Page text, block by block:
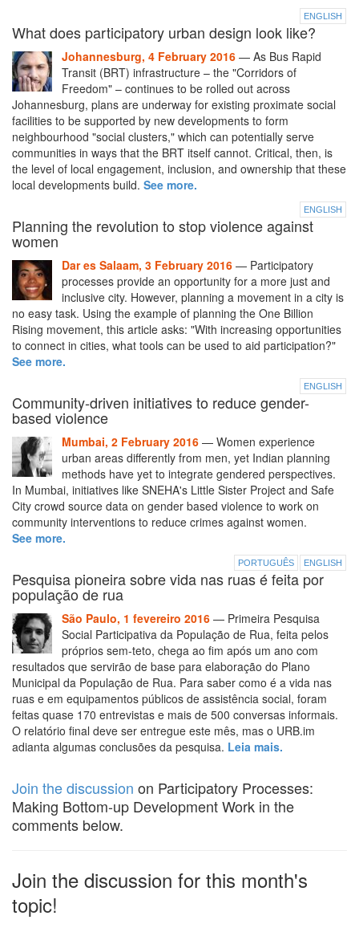
ENGLISH
What does participatory urban design look like?
Johannesburg, 4 February 2016 — As Bus Rapid
Transit (BRT) infrastructure – the "Corridors of
Freedom" – continues to be rolled out across
Johannesburg, plans are underway for existing proximate social
facilities to be supported by new developments to form
neighbourhood "social clusters," which can potentially serve
communities in ways that the BRT itself cannot. Critical, then, is
the level of local engagement, inclusion, and ownership that these
local developments build. See more.
ENGLISH
Planning the revolution to stop violence against
women
Dar es Salaam, 3 February 2016 — Participatory
processes provide an opportunity for a more just and
inclusive city. However, planning a movement in a city is
no easy task. Using the example of planning the One Billion
Rising movement, this article asks: "With increasing opportunities
to connect in cities, what tools can be used to aid participation?"
See more.
ENGLISH
Community-driven initiatives to reduce gender-
based violence
Mumbai, 2 February 2016 — Women experience
urban areas differently from men, yet Indian planning
methods have yet to integrate gendered perspectives.
In Mumbai, initiatives like SNEHA's Little Sister Project and Safe
City crowd source data on gender based violence to work on
community interventions to reduce crimes against women.
See more.
PORTUGUÊS ENGLISH
Pesquisa pioneira sobre vida nas ruas é feita por
população de rua
São Paulo, 1 fevereiro 2016 — Primeira Pesquisa
Social Participativa da População de Rua, feita pelos
próprios sem-teto, chega ao fim após um ano com
resultados que servirão de base para elaboração do Plano
Municipal da População de Rua. Para saber como é a vida nas
ruas e em equipamentos públicos de assistência social, foram
feitas quase 170 entrevistas e mais de 500 conversas informais.
O relatório final deve ser entregue este mês, mas o URB.im
adianta algumas conclusões da pesquisa. Leia mais.
Join the discussion on Participatory Processes:
Making Bottom-up Development Work in the
comments below.
Join the discussion for this month's
topic!